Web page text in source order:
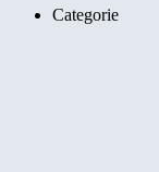
Categorie